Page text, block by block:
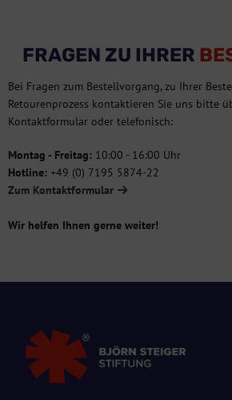
FRAGEN ZU IHRER
Bei Fragen zum Bestellvorgang, zu Ihrer
Retourenprozess kontaktieren Sie uns bitte
Kontaktformular oder telefonisch:
Montag - Freitag: 10:00 - 16:00 Uhr
Hotline: +49 (0) 7195 5874-22
Zum Kontaktformular
Wir helfen Ihnen gerne weiter!